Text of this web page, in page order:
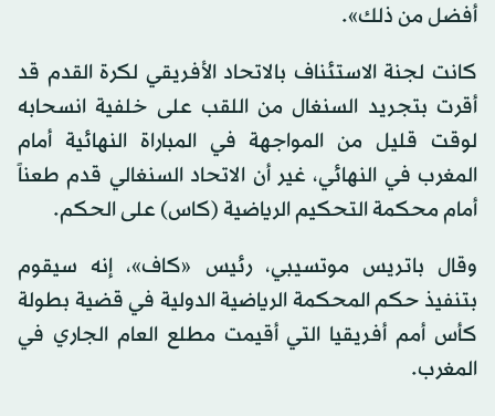
أفضل من ذلك».
كانت لجنة الاستئناف بالاتحاد الأفريقي لكرة القدم قد
أقرت بتجريد السنغال من اللقب على خلفية انسحابه
لوقت قليل من المواجهة في المباراة النهائية أمام
المغرب في النهائي، غير أن الاتحاد السنغالي قدم طعناً
أمام محكمة التحكيم الرياضية (كاس) على الحكم.
وقال باتريس موتسيبي، رئيس «كاف»، إنه سيقوم
بتنفيذ حكم المحكمة الرياضية الدولية في قضية بطولة
كأس أمم أفريقيا التي أقيمت مطلع العام الجاري في
المغرب.